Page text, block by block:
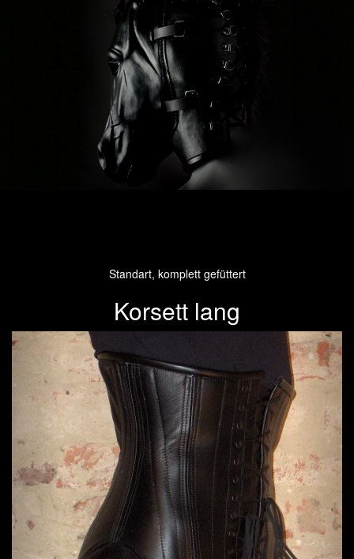
Standart, komplett gefüttert
Korsett lang
Previous Next